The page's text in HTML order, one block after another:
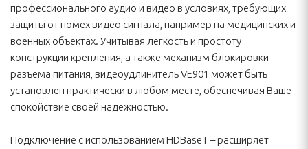
профессионального аудио и видео в условиях, требующих
защиты от помех видео сигнала, например на медицинских и
военных объектах. Учитывая легкость и простоту
конструкции крепления, а также механизм блокировки
разъема питания, видеоудлинитель VE901 может быть
установлен практически в любом месте, обеспечивая Ваше
спокойствие своей надежностью.
Подключение с использованием HDBaseT – расширяет